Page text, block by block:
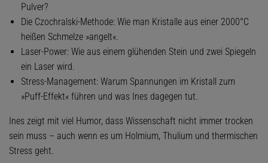
Pulver?
Die Czochralski-Methode: Wie man Kristalle aus einer 2000°C
heißen Schmelze »angelt«.
Laser-Power: Wie aus einem glühenden Stein und zwei Spiegeln
ein Laser wird.
Stress-Management: Warum Spannungen im Kristall zum
»Puff-Effekt« führen und was Ines dagegen tut.
Ines zeigt mit viel Humor, dass Wissenschaft nicht immer trocken
sein muss – auch wenn es um Holmium, Thulium und thermischen
Stress geht.